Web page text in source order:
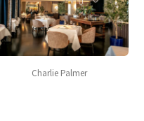
Charlie Palmer